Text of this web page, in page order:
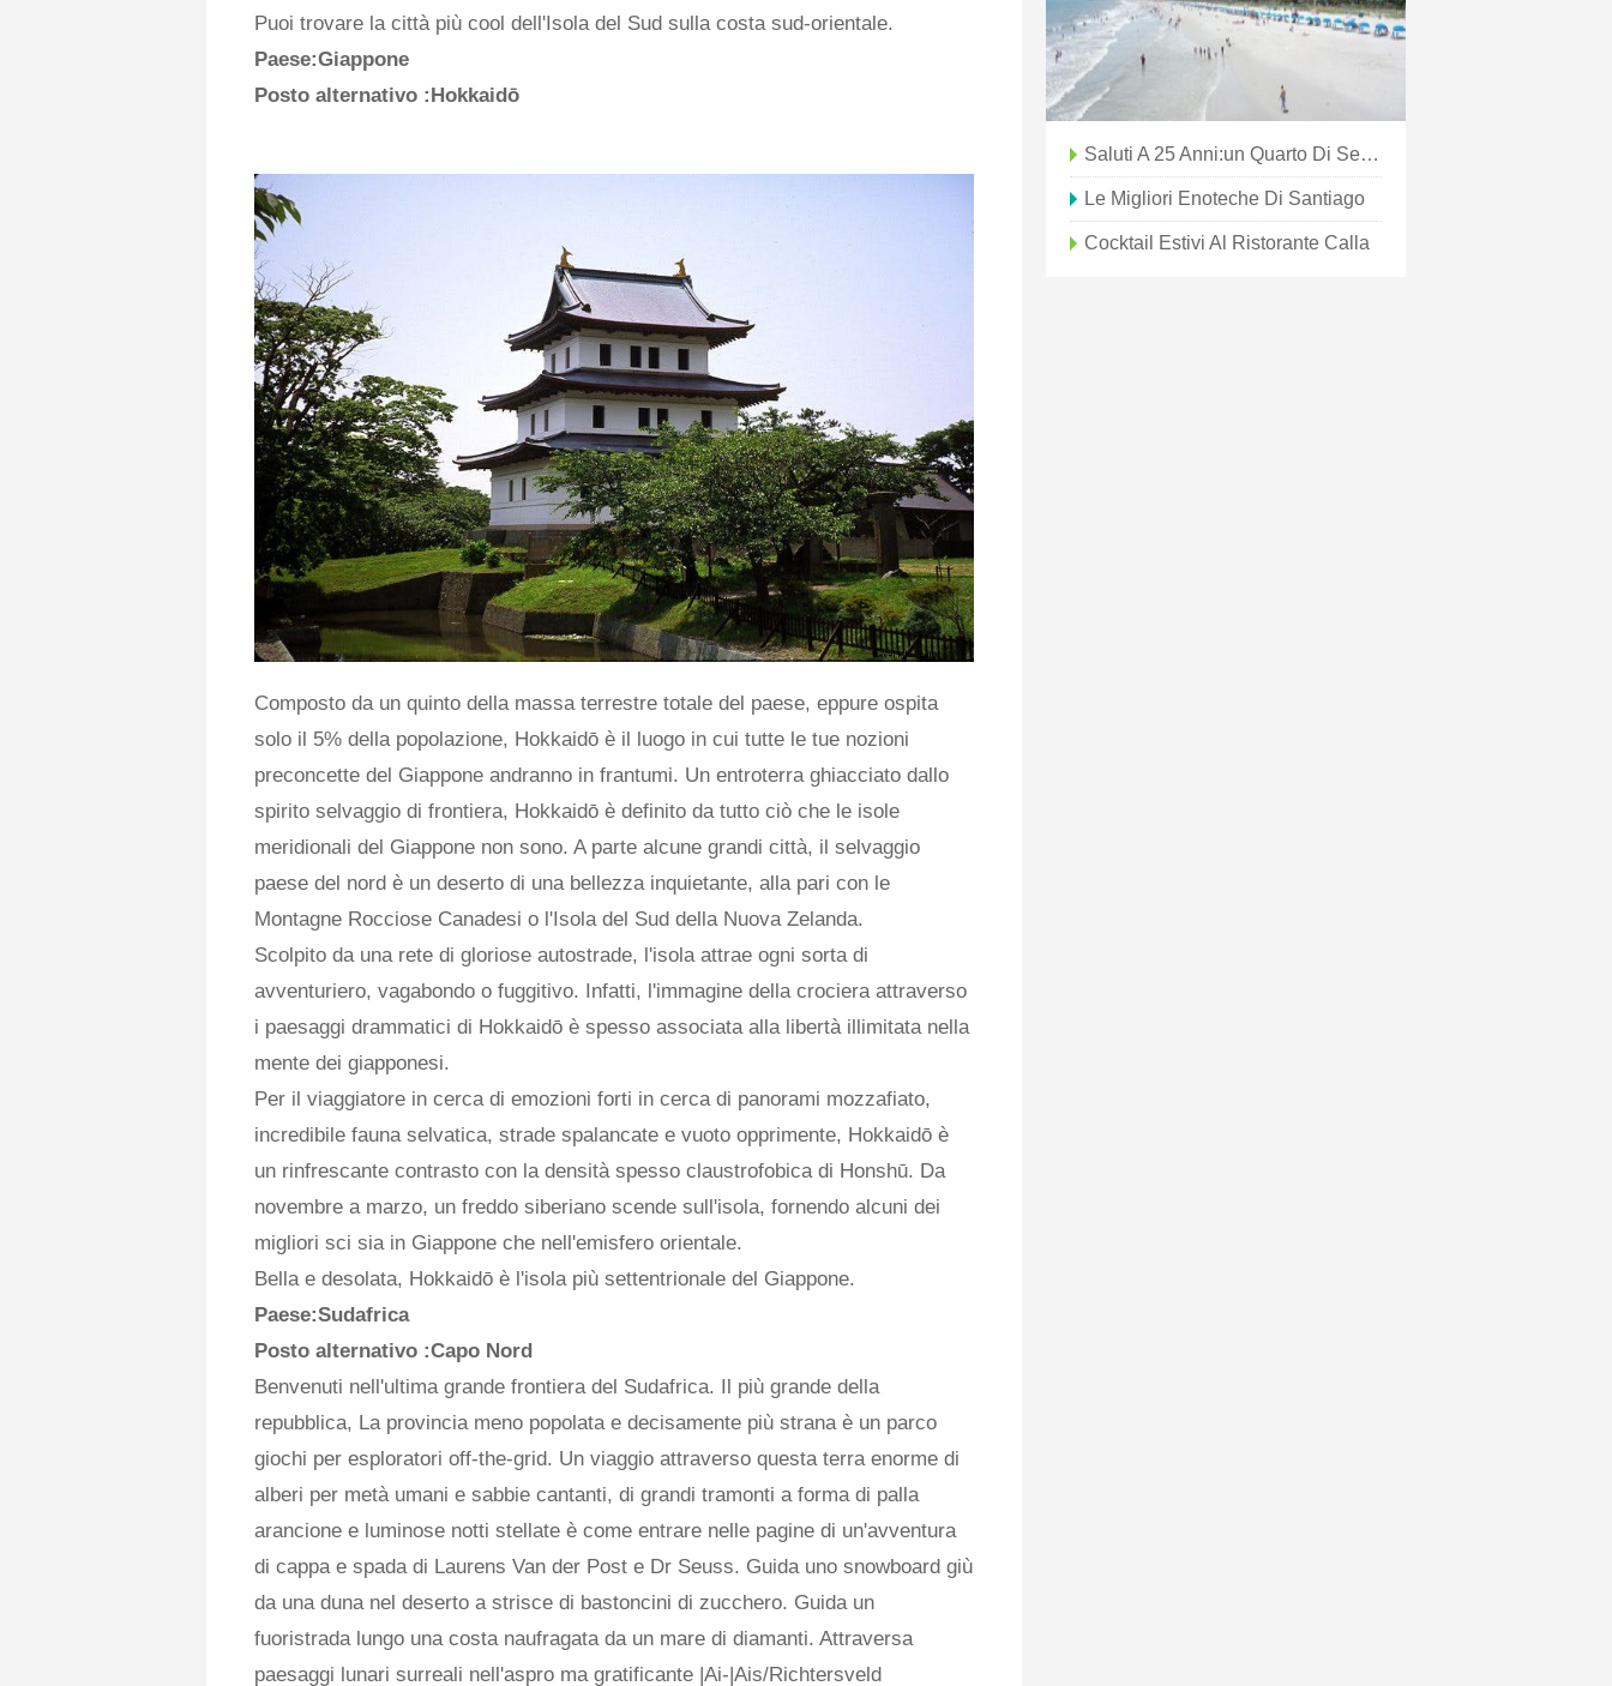
Puoi trovare la città più cool dell'Isola del Sud sulla costa sud-orientale.
Paese:Giappone
Posto alternativo :Hokkaidō
Composto da un quinto della massa terrestre totale del paese, eppure ospita
solo il 5% della popolazione, Hokkaidō è il luogo in cui tutte le tue nozioni
preconcette del Giappone andranno in frantumi. Un entroterra ghiacciato dallo
spirito selvaggio di frontiera, Hokkaidō è definito da tutto ciò che le isole
meridionali del Giappone non sono. A parte alcune grandi città, il selvaggio
paese del nord è un deserto di una bellezza inquietante, alla pari con le
Montagne Rocciose Canadesi o l'Isola del Sud della Nuova Zelanda.
Scolpito da una rete di gloriose autostrade, l'isola attrae ogni sorta di
avventuriero, vagabondo o fuggitivo. Infatti, l'immagine della crociera attraverso
i paesaggi drammatici di Hokkaidō è spesso associata alla libertà illimitata nella
mente dei giapponesi.
Per il viaggiatore in cerca di emozioni forti in cerca di panorami mozzafiato,
incredibile fauna selvatica, strade spalancate e vuoto opprimente, Hokkaidō è
un rinfrescante contrasto con la densità spesso claustrofobica di Honshū. Da
novembre a marzo, un freddo siberiano scende sull'isola, fornendo alcuni dei
migliori sci sia in Giappone che nell'emisfero orientale.
Bella e desolata, Hokkaidō è l'isola più settentrionale del Giappone.
Paese:Sudafrica
Posto alternativo :Capo Nord
Benvenuti nell'ultima grande frontiera del Sudafrica. Il più grande della
repubblica, La provincia meno popolata e decisamente più strana è un parco
giochi per esploratori off-the-grid. Un viaggio attraverso questa terra enorme di
alberi per metà umani e sabbie cantanti, di grandi tramonti a forma di palla
arancione e luminose notti stellate è come entrare nelle pagine di un'avventura
di cappa e spada di Laurens Van der Post e Dr Seuss. Guida uno snowboard giù
da una duna nel deserto a strisce di bastoncini di zucchero. Guida un
fuoristrada lungo una costa naufragata da un mare di diamanti. Attraversa
paesaggi lunari surreali nell'aspro ma gratificante |Ai-|Ais/Richtersveld
Saluti A 25 Anni:un Quarto Di Secolo Di Conservazione Del Deserto Ha Aiutato Il Turismo A Prosperare
Le Migliori Enoteche Di Santiago
Cocktail Estivi Al Ristorante Calla